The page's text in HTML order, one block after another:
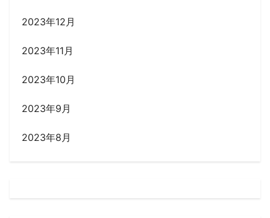
2023年12月
2023年11月
2023年10月
2023年9月
2023年8月